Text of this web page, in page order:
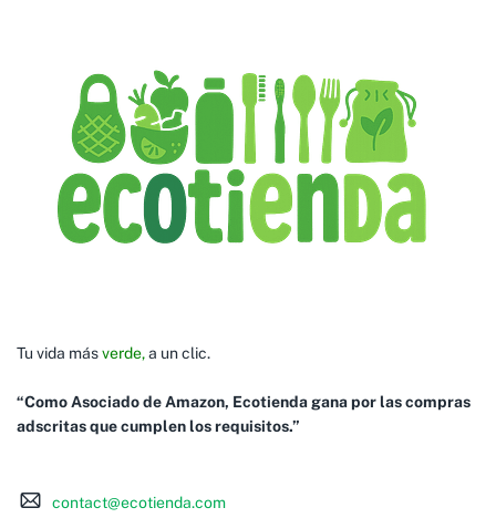
Tu vida másverde,a un clic.
“Como Asociado de Amazon, Ecotienda gana por las compras
adscritas que cumplen los requisitos.”
contact@ecotienda.com